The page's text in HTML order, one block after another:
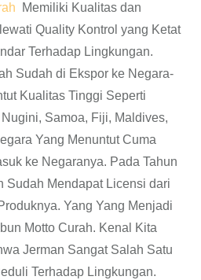
Memiliki Kualitas dan
Quality Kontrol yang Ketat
Terhadap Lingkungan.
Sudah di Ekspor ke Negara-
Kualitas Tinggi Seperti
Samoa, Fiji, Maldives,
Yang Menuntut Cuma
ke Negaranya. Pada Tahun
Sudah Mendapat Licensi dari
Yang Yang Menjadi
Motto Curah. Kenal Kita
Jerman Sangat Salah Satu
Terhadap Lingkungan.